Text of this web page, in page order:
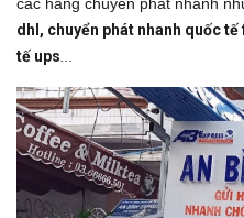
các hãng chuyển phát nhanh
dhl, chuyển phát nhanh quốc
tế ups...